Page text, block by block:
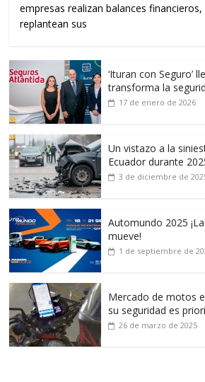
empresas realizan balances
replantean sus
‘Ituran con Seguro’
transforma la
17 de enero de 2026
Un vistazo a la
Ecuador durante
3 de diciembre de
Automundo 2025
mueve!
1 de septiembre de
Mercado de motos
su seguridad es
26 de marzo de 2025